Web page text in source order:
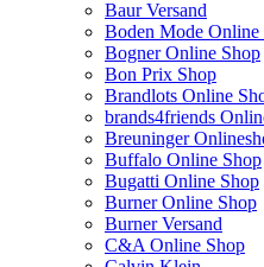
Baur Versand
Boden Mode Online
Bogner Online Shop
Bon Prix Shop
Brandlots Online
brands4friends
Breuninger
Buffalo Online Shop
Bugatti Online Shop
Burner Online Shop
Burner Versand
C&A Online Shop